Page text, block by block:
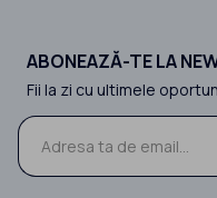
ABONEAZĂ-TE LA
Fii la zi cu ultimele